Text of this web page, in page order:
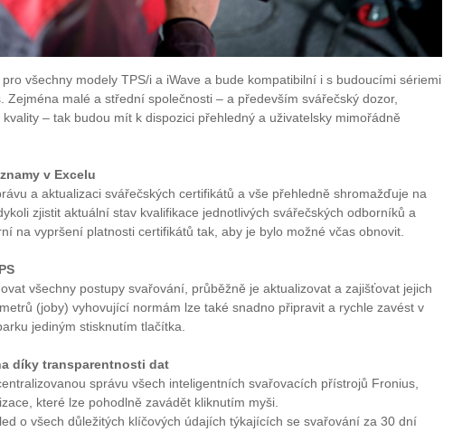
všechny modely TPS/i a iWave a bude kompatibilní i s budoucími sériemi
Zejména malé a střední společnosti – a především svářečský dozor,
– tak budou mít k dispozici přehledný a uživatelsky mimořádně
v Excelu
a aktualizaci svářečských certifikátů a vše přehledně shromažďuje na
zjistit aktuální stav kvalifikace jednotlivých svářečských odborníků a
na vypršení platnosti certifikátů tak, aby je bylo možné včas obnovit.
všechny postupy svařování, průběžně je aktualizovat a zajišťovat jejich
(joby) vyhovující normám lze také snadno připravit a rychle zavést v
jediným stisknutím tlačítka.
díky transparentnosti dat
správu všech inteligentních svařovacích přístrojů Fronius,
které lze pohodlně zavádět kliknutím myši.
o všech důležitých klíčových údajích týkajících se svařování za 30 dní